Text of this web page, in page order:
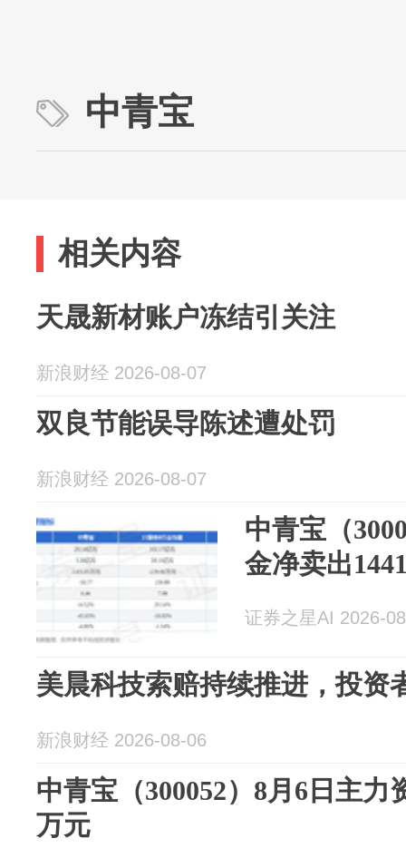
中青宝
相关内容
天晟新材账户冻结引关注
新浪财经 2026-08-07
双良节能误导陈述遭处罚
新浪财经 2026-08-07
中青宝（
金净卖出
证券之星AI 2026-
美晨科技索赔持续推进，投资
新浪财经 2026-08-06
中青宝（300052）8月6日主力
万元